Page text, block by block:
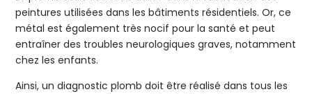
peintures utilisées dans les bâtiments résidentiels. Or, ce
métal est également très nocif pour la santé et peut
entraîner des troubles neurologiques graves, notamment
chez les enfants.
Ainsi, un diagnostic plomb doit être réalisé dans tous les